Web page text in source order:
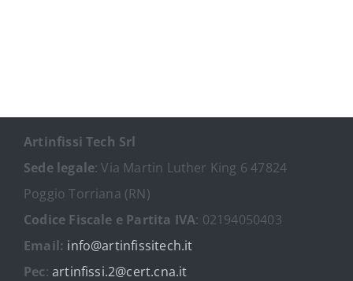
Artinfissi Tech Srl
Sede legale: Via Martin Luther King 6 47824
Poggio Torriana (RN)
Codice Fiscale e Partita IVA: 02194050403
Email: info@artinfissitech.it
Pec: artinfissi.2@cert.cna.it